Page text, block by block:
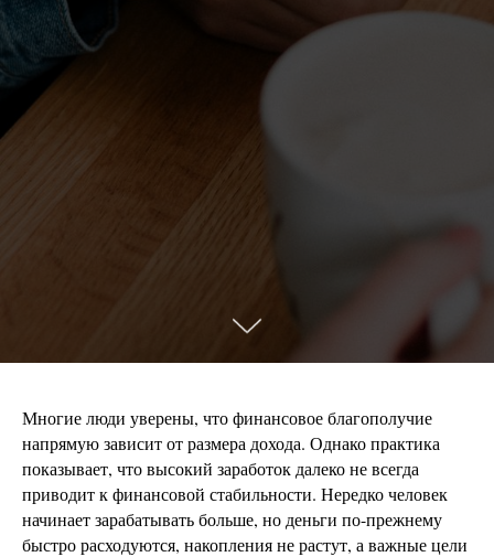
Многие люди уверены, что финансовое благополучие
напрямую зависит от размера дохода. Однако практика
показывает, что высокий заработок далеко не всегда
приводит к финансовой стабильности. Нередко человек
начинает зарабатывать больше, но деньги по-прежнему
быстро расходуются, накопления не растут, а важные цели